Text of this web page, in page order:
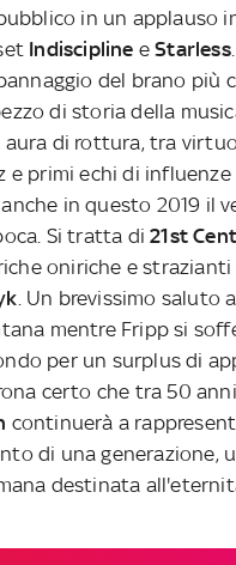
in un applauso
Indiscipline e Starless.
del brano più
di storia della
aura di rottura, tra
e primi echi di influenze
in questo 2019 il
Si tratta di21st
oniriche e
. Un brevissimo saluto
mentre Fripp si
per un surplus di
certo che tra 50
continuerà a
di una generazione,
destinata